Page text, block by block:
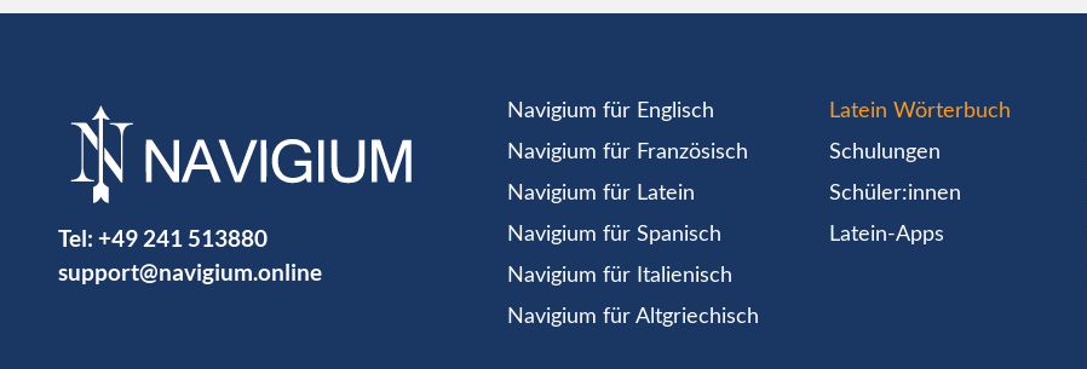
Tel: +49 241 513880
support@navigium.online
Navigium für Englisch
Navigium für Französisch
Navigium für Latein
Navigium für Spanisch
Navigium für Italienisch
Navigium für Altgriechisch
Latein Wörterbuch
Schulungen
Schüler:innen
Latein-Apps